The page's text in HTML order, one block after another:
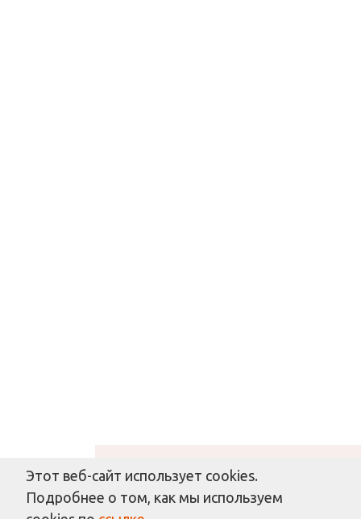
Решаем вместе
Этот веб-сайт использует cookies.
Подробнее о том, как мы используем